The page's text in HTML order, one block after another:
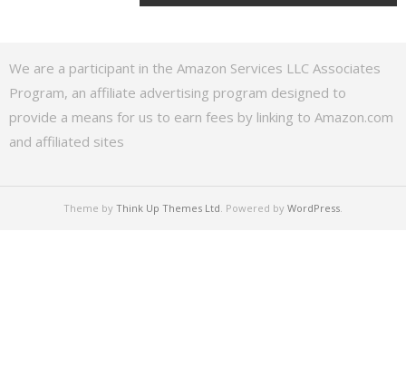
We are a participant in the Amazon Services LLC Associates
Program, an affiliate advertising program designed to
provide a means for us to earn fees by linking to Amazon.com
and affiliated sites
Theme by Think Up Themes Ltd . Powered by WordPress